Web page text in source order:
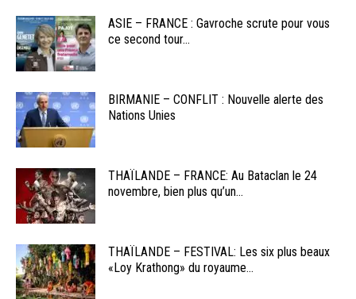
ASIE – FRANCE : Gavroche scrute pour vous
ce second tour...
BIRMANIE – CONFLIT : Nouvelle alerte des
Nations Unies
THAÏLANDE – FRANCE: Au Bataclan le 24
novembre, bien plus qu’un...
THAÏLANDE – FESTIVAL: Les six plus beaux
«Loy Krathong» du royaume...